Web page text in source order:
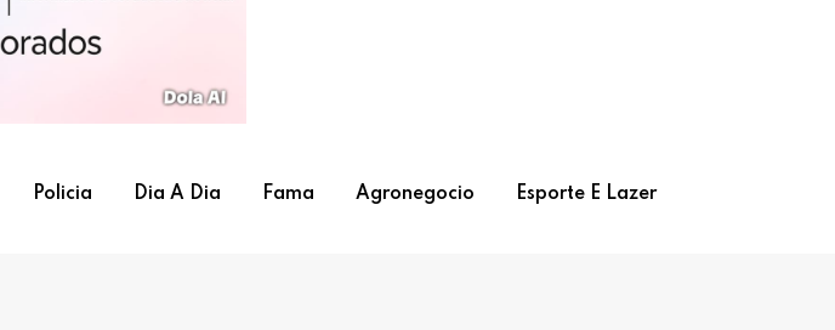
Policia Dia A Dia Fama Agronegocio Esporte E Lazer